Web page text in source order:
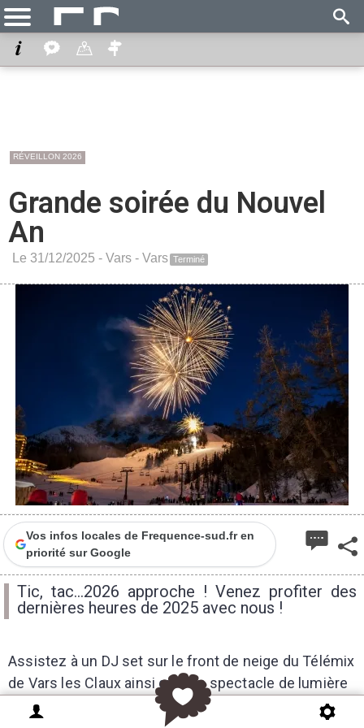
RÉVEILLON 2026
Grande soirée du Nouvel
An
Le 31/12/2025 - Vars - Vars Terminé
Vos infos locales de Frequence-sud.fr en
priorité sur Google
Tic, tac...2026 approche ! Venez profiter des
dernières heures de 2025 avec nous !
Assistez à un DJ set sur le front de neige du Télémix
de Vars les Claux ainsi qu'à un spectacle de lumière
Anta Agni suivi des vœux du Maire, de la